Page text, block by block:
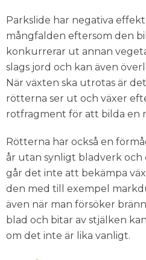
Parkslide har negativa
mångfalden eftersom den
konkurrerar ut annan
slags jord och kan även
När växten ska utrotas är
rötterna ser ut och växer
rotfragment för att bilda en
Rötterna har också en
år utan synligt bladverk och
går det inte att bekämpa
den med till exempel
även när man försöker
blad och bitar av stjälken
om det inte är lika vanligt.